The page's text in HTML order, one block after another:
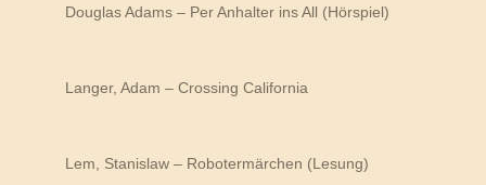
Douglas Adams – Per Anhalter ins All (Hörspiel)
Langer, Adam – Crossing California
Lem, Stanislaw – Robotermärchen (Lesung)